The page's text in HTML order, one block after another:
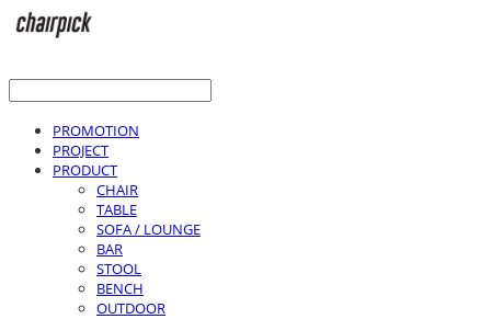
PROMOTION
PROJECT
PRODUCT
CHAIR
TABLE
SOFA / LOUNGE
BAR
STOOL
BENCH
OUTDOOR